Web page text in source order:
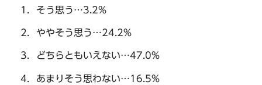
そう思う…3.2%
ややそう思う…24.2%
どちらともいえない…47.0%
あまりそう思わない…16.5%